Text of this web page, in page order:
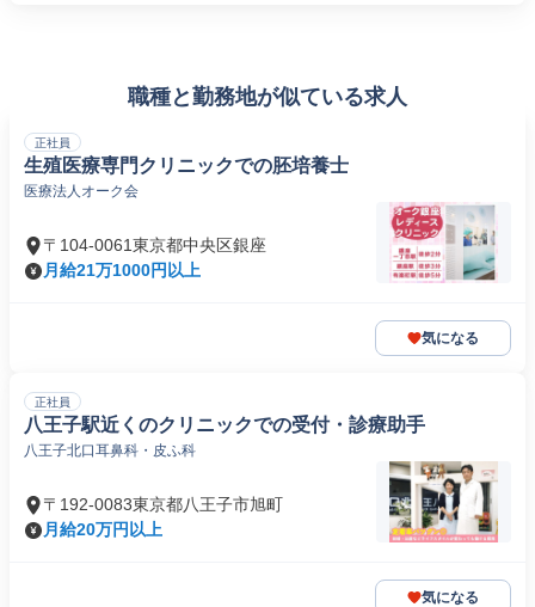
職種と勤務地が似ている求人
正社員
生殖医療専門クリニックでの胚培養士
医療法人オーク会
〒104-0061東京都中央区銀座
月給21万1000円以上
気になる
正社員
八王子駅近くのクリニックでの受付・診療助手
八王子北口耳鼻科・皮ふ科
〒192-0083東京都八王子市旭町
月給20万円以上
気になる